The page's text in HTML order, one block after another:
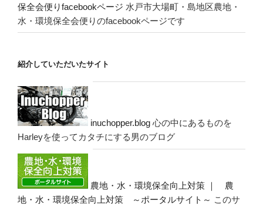
保全会便りfacebookページ 水戸市大場町・島地区農地・
水・環境保全会便りのfacebookページです
紹介していただいたサイト
inuchopper.blog 心の中にあるものを
Harleyを使ってカタチにする男のブログ
農地・水・環境保全向上対策 ｜ 農
地・水・環境保全向上対策 ～ポータルサイト～ このサ